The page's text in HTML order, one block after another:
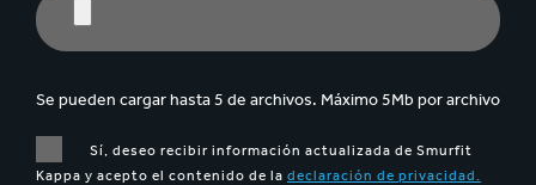
Se pueden cargar hasta 5 de archivos. Máximo 5Mb por archivo
Sí, deseo recibir información actualizada de Smurfit
Kappa y acepto el contenido de la declaración de privacidad.